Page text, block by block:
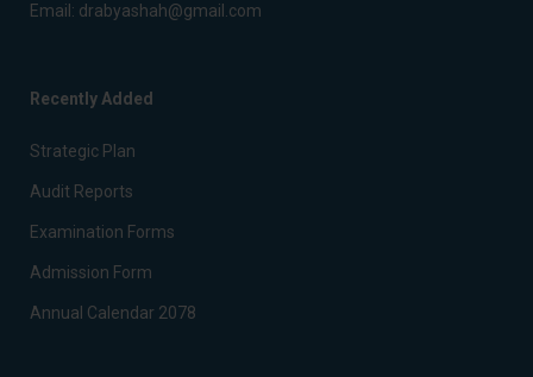
Email: drabyashah@gmail.com
Recently Added
Strategic Plan
Audit Reports
Examination Forms
Admission Form
Annual Calendar 2078